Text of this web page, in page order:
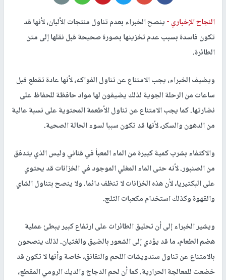
النجاح الإخباري -ينصح الخبراء بعدم تناول منتجات الألبان، لأنها قد
تكون فاسدة بسبب عدم تخزينها بصورة صحيحة قبل نقلها إلى متن
الطائرة.
ويضيف الخبراء، يجب الامتناع عن تناول الفواكه، لأنها عادة تقطع قبل
ساعات من الرحلة الجوية لذلك يضيفون لها مواد حافظة للحفاظ على
نضارتها. كما يجب الامتناع عن تناول الأطعمة المحتوية على نسبة عالية
من الدهون والسكر، لأنها قد تكون سببا لسوء الحالة الصحية.
والاكتفاء بشرب كمية كبيرة من الماء المعبأ في قناني وليس الذي يتدفق
من الصنبور. لأنه حتى الماء المغلي الموجود في الخزانات قد يحتوي
على البكتيريا، لأن هذه الخزانات لا تنظف دائما. ولا ينصح بتناول الشاي
والقهوة وكذلك استخدام مكعبات الثلج.
ويشير الخبراء إلى أن تحليق الطائرات على ارتفاع كبير يبطئ عملية
هضم الطعام، ما قد يؤدي إلى الشعور بالضيق والغثيان. لذلك ينصحون
بالامتناع عن تناول سندويشات اللحم والنقانق، خاصة وأنها لا تكون قد
خضعت للمعالجة الحرارية. كما أن لحم الدجاج والديك الرومي المقطع،